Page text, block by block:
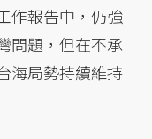
作報告中，仍強
問題，但在不承
海局勢持續維持